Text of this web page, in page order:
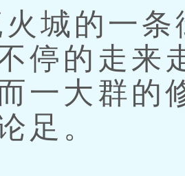
城的一条
停的走来
一大群的
足。